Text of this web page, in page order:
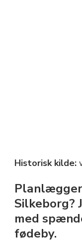
Historisk kilde:
Silkeborg?
med
fødeby.